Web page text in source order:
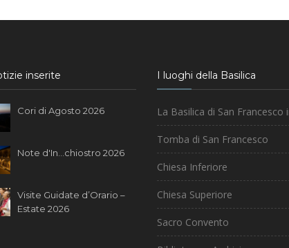
inserite
Cori di Agosto 2026
Note d'In...chiostro 2026
Visite Guidate d’Orario –
Estate 2026
I luoghi della Basilica
La Basilica di San Francesco
Tomba di San Francesco
Chiesa Inferiore
Chiesa Superiore
Sacro Convento